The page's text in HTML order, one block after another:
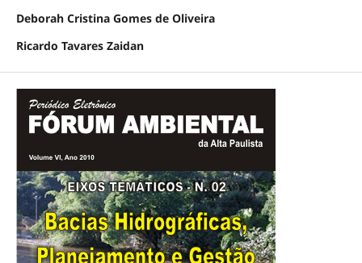
Deborah Cristina Gomes de Oliveira
Ricardo Tavares Zaidan